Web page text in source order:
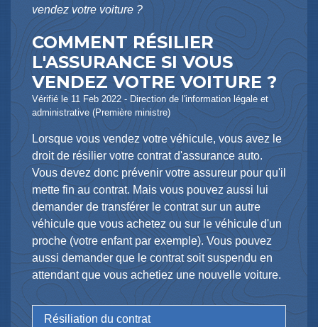
vendez votre voiture ?
COMMENT RÉSILIER
L'ASSURANCE SI VOUS
VENDEZ VOTRE VOITURE ?
Vérifié le 11 Feb 2022 - Direction de l'information légale et
administrative (Première ministre)
Lorsque vous vendez votre véhicule, vous avez le
droit de résilier votre contrat d'assurance auto.
Vous devez donc prévenir votre assureur pour qu'il
mette fin au contrat. Mais vous pouvez aussi lui
demander de transférer le contrat sur un autre
véhicule que vous achetez ou sur le véhicule d'un
proche (votre enfant par exemple). Vous pouvez
aussi demander que le contrat soit suspendu en
attendant que vous achetiez une nouvelle voiture.
Résiliation du contrat